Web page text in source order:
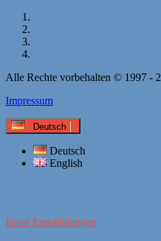
Alle Rechte vorbehalten © 1997 -
Impressum
Deutsch
Deutsch
English
Reise Empfehlungen